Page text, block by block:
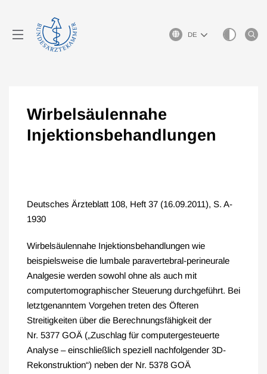
Sprachauswahl
Wirbelsäulennahe
Injektionsbehandlungen
Deutsches Ärzteblatt 108, Heft 37 (16.09.2011), S. A-
1930
Wirbelsäulennahe Injektionsbehandlungen wie
beispielsweise die lumbale paravertebral-perineurale
Analgesie werden sowohl ohne als auch mit
computertomographischer Steuerung durchgeführt. Bei
letztgenanntem Vorgehen treten des Öfteren
Streitigkeiten über die Berechnungsfähigkeit der
Nr. 5377 GOÄ („Zuschlag für computergesteuerte
Analyse – einschließlich speziell nachfolgender 3D-
Rekonstruktion“) neben der Nr. 5378 GOÄ